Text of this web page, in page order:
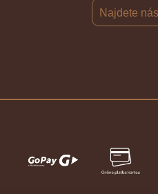
Najdete